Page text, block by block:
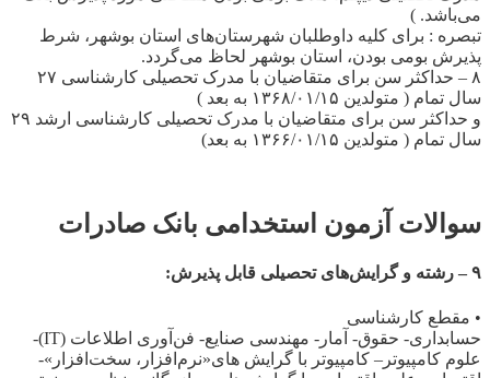
می‌باشد. )
تبصره : برای کلیه داوطلبان شهرستان‌های استان بوشهر، شرط
پذیرش بومی بودن، استان بوشهر لحاظ می‌گردد.
۸ – حداکثر سن برای متقاضیان با مدرک تحصیلی کارشناسی ۲۷
سال تمام ( متولدین ۱۳۶۸/۰۱/۱۵ به بعد )
و حداکثر سن برای متقاضیان با مدرک تحصیلی کارشناسی ارشد ۲۹
سال تمام ( متولدین ۱۳۶۶/۰۱/۱۵ به بعد)
سوالات آزمون استخدامی بانک صادرات
۹ – رشته و گرایش‌های تحصیلی قابل پذیرش:
• مقطع کارشناسی
حسابداری- ‌حقوق- آمار- ‌مهندسی صنایع- فن‌آوری اطلاعات (IT)-
علوم کامپیوتر– کامپیوتر با گرایش های«نرم‌افزار، سخت‌افزار»-